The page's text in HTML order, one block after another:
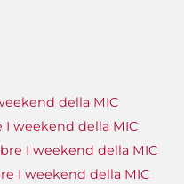
della MIC
I weekend della MIC
I weekend della MIC
I weekend della MIC